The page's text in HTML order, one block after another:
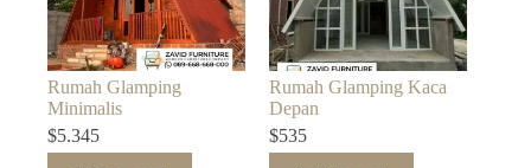
Rumah Glamping
Minimalis
$5.345
Rumah Glamping Kaca
Depan
$535